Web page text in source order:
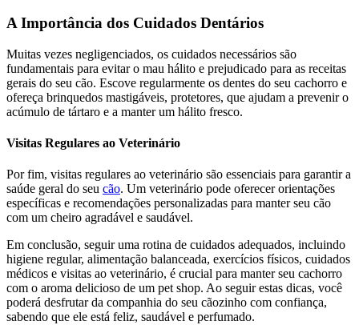
A Importância dos Cuidados Dentários
Muitas vezes negligenciados, os cuidados necessários são
fundamentais para evitar o mau hálito e prejudicado para as receitas
gerais do seu cão. Escove regularmente os dentes do seu cachorro e
ofereça brinquedos mastigáveis, protetores, que ajudam a prevenir o
acúmulo de tártaro e a manter um hálito fresco.
Visitas Regulares ao Veterinário
Por fim, visitas regulares ao veterinário são essenciais para garantir a
saúde geral do seu cão. Um veterinário pode oferecer orientações
específicas e recomendações personalizadas para manter seu cão
com um cheiro agradável e saudável.
Em conclusão, seguir uma rotina de cuidados adequados, incluindo
higiene regular, alimentação balanceada, exercícios físicos, cuidados
médicos e visitas ao veterinário, é crucial para manter seu cachorro
com o aroma delicioso de um pet shop. Ao seguir estas dicas, você
poderá desfrutar da companhia do seu cãozinho com confiança,
sabendo que ele está feliz, saudável e perfumado.